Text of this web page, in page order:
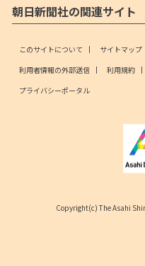
朝日新聞社の関連サイト
このサイトについて サイトマップ
利用者情報の外部送信
利用規約
プライバシーポータル
Copyright(c) The Asahi